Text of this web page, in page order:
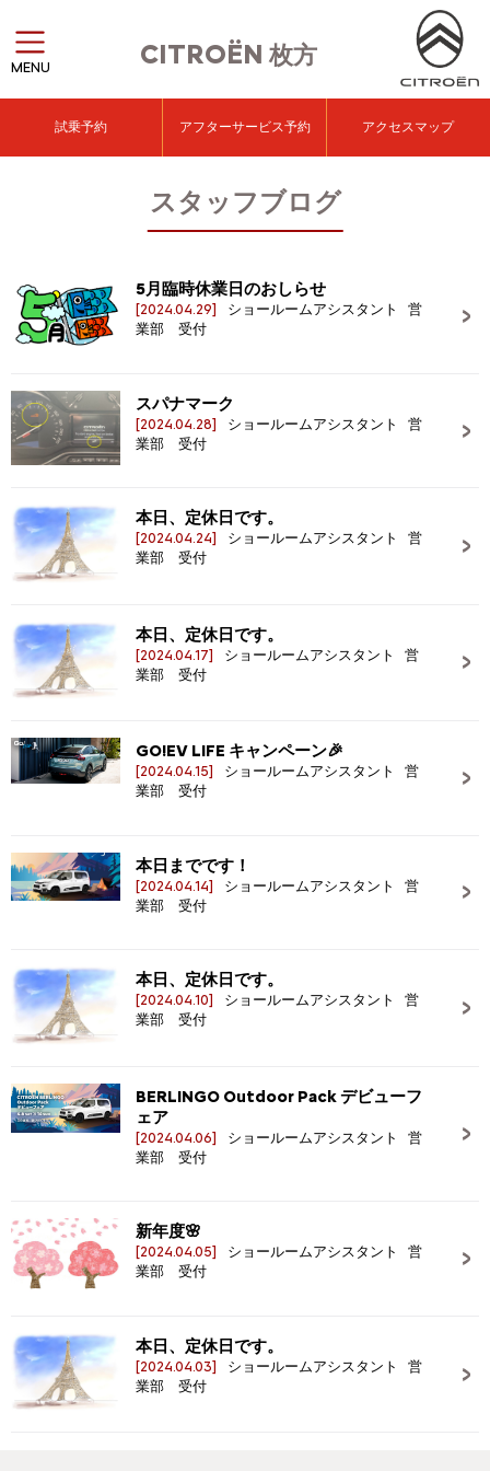
CITROËN 枚方
MENU
試乗予約 アフターサービス予約 アクセスマップ
スタッフブログ
5月臨時休業日のおしらせ
[2024.04.29]
ショールームアシスタント 営
業部 受付
スパナマーク
[2024.04.28]
ショールームアシスタント 営
業部 受付
本日、定休日です。
[2024.04.24]
ショールームアシスタント 営
業部 受付
本日、定休日です。
[2024.04.17]
ショールームアシスタント 営
業部 受付
GO!EV LIFE キャンペーン🎉
[2024.04.15]
ショールームアシスタント 営
業部 受付
本日までです！
[2024.04.14]
ショールームアシスタント 営
業部 受付
本日、定休日です。
[2024.04.10]
ショールームアシスタント 営
業部 受付
BERLINGO Outdoor Pack デビューフ
ェア
[2024.04.06]
ショールームアシスタント 営
業部 受付
新年度🌸
[2024.04.05]
ショールームアシスタント 営
業部 受付
本日、定休日です。
[2024.04.03]
ショールームアシスタント 営
業部 受付